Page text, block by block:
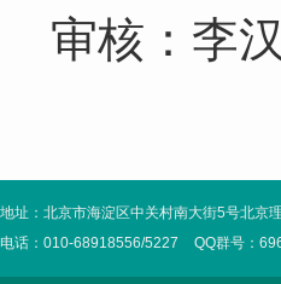
审核：李
地址：北京市海淀区中关村南大街5号北京
电话：010-68918556/5227
QQ群号：